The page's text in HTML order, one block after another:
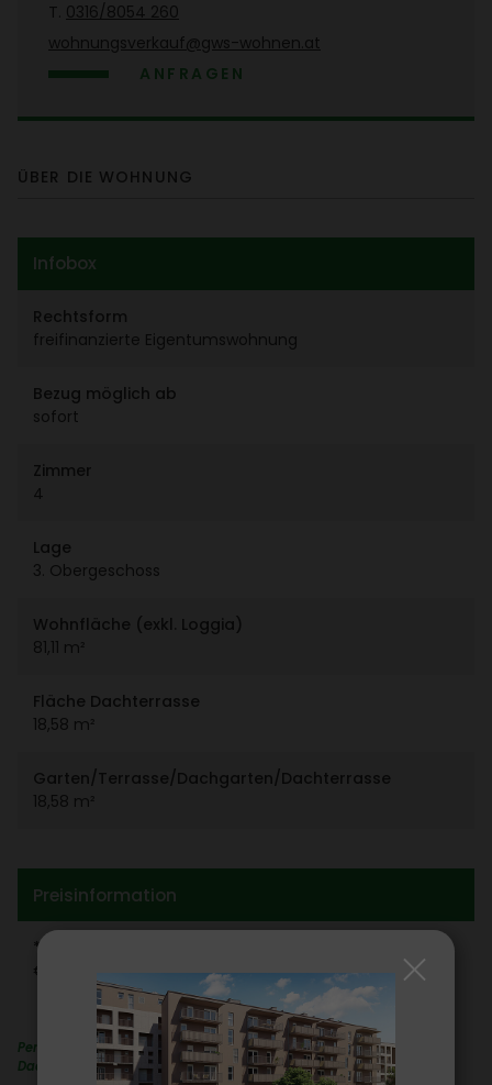
T. 0316/​8054 260
wohnungs­ver­kauf@gws-wohnen.at
ANFRAGEN
ÜBER DIE WOHNUNG
Infobox
Rechts­form
frei­fi­nan­zierte Eigen­tums­woh­nung
Bezug möglich ab
sofort
Zimmer
4
Lage
3. Ober­ge­schoss
Wohn­fläche (exkl. Loggia)
81,11 m²
Fläche Dach­ter­rasse
18,58 m²
Garten/​Terrasse/​Dach­garten/​Dach­ter­rasse
18,58 m²
Preis­in­for­ma­tion
* Kauf­preis Wohnung
€ 296.020,00
Perfekt für junge Familien: Familienfreundliche Wohnung mit
Dachterrasse!